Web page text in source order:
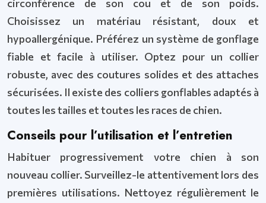
circonférence de son cou et de son poids.
Choisissez un matériau résistant, doux et
hypoallergénique. Préférez un système de gonflage
fiable et facile à utiliser. Optez pour un collier
robuste, avec des coutures solides et des attaches
sécurisées. Il existe des colliers gonflables adaptés à
toutes les tailles et toutes les races de chien.
Conseils pour l’utilisation et l’entretien
Habituer progressivement votre chien à son
nouveau collier. Surveillez-le attentivement lors des
premières utilisations. Nettoyez régulièrement le